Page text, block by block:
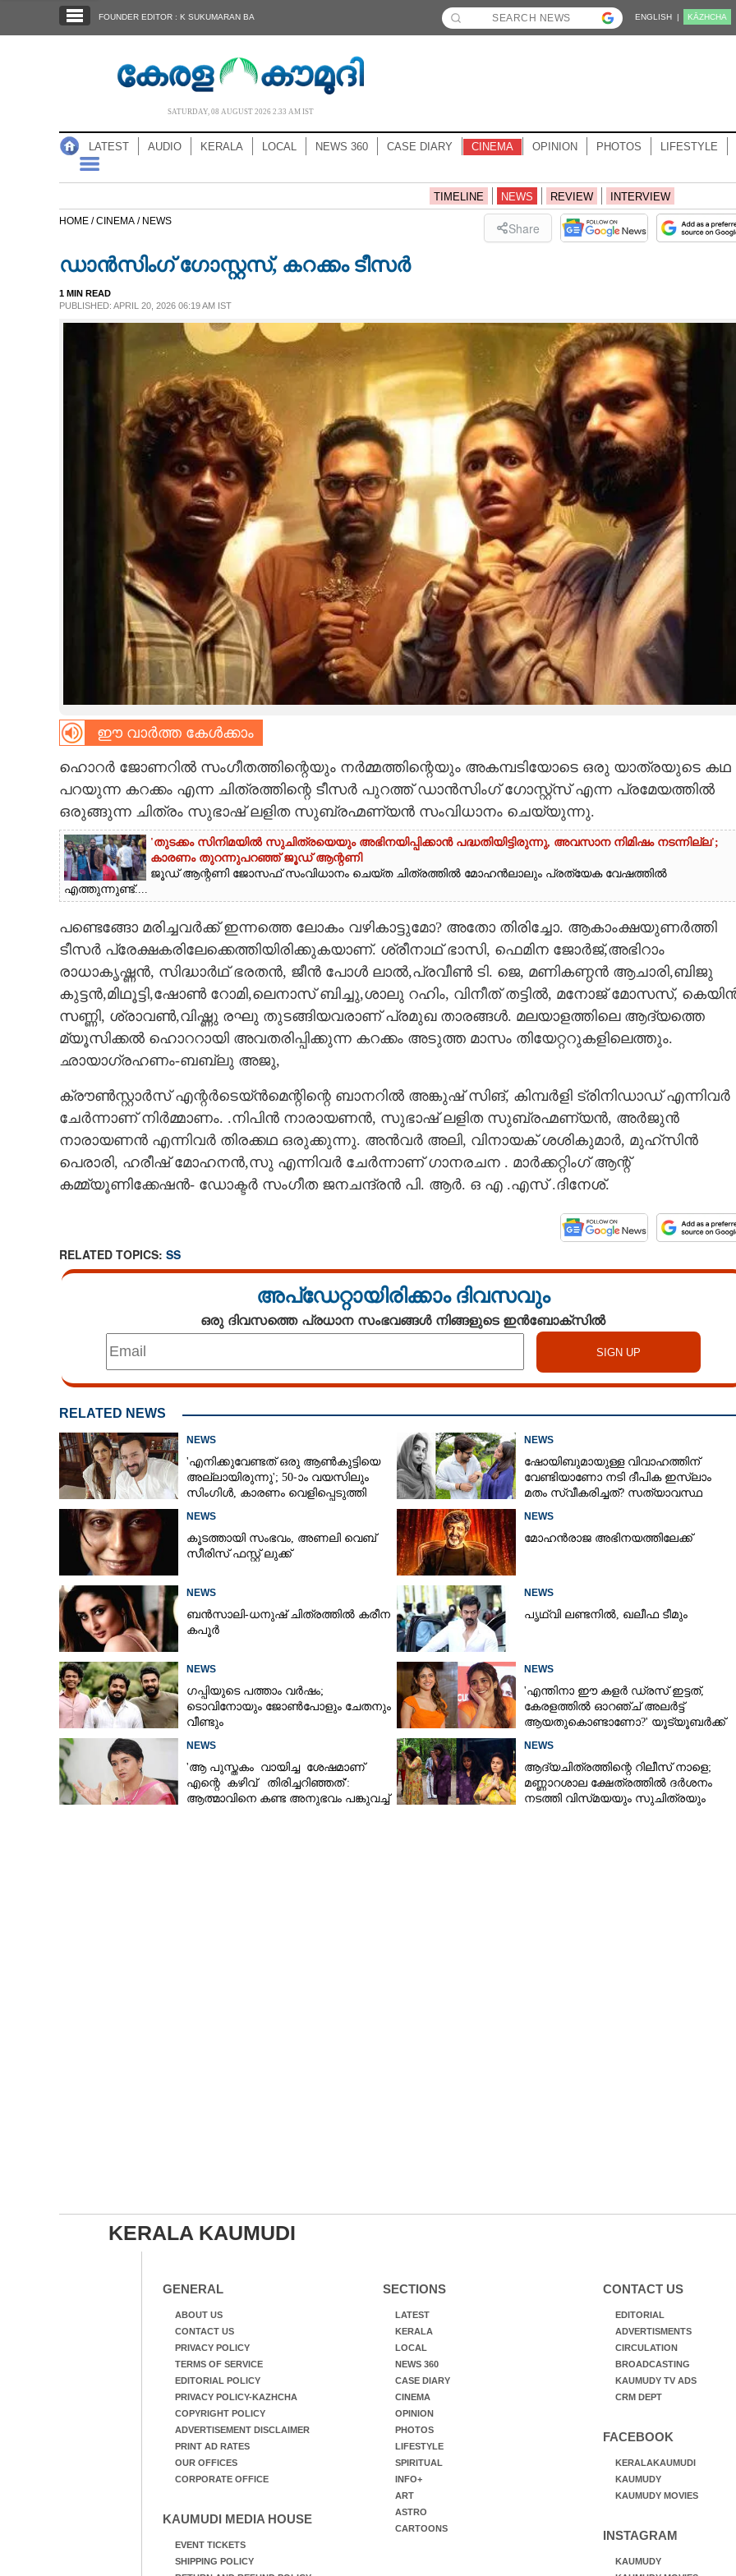
NOTIFIED NEWS
CARTOONS
LITERATURE
FOUNDER EDITOR : K SUKUMARAN BA ENGLISH | KĀZHCHA
SATURDAY, 08 AUGUST 2026 2.33 AM IST
LATEST AUDIO KERALA LOCAL NEWS 360 CASE DIARY CINEMA OPINION PHOTOS LIFESTYLE
TIMELINE NEWS REVIEW INTERVIEW
HOME /CINEMA / NEWS Share
ഡാൻസിംഗ് ഗോസ്റ്റസ്, കറക്കം ടീസർ
1 MIN READ
PUBLISHED: APRIL 20, 2026 06:19 AM IST
ഈ വാർത്ത കേൾക്കാം
ഹൊറർ ജോണറിൽ സംഗീതത്തിന്റെയും നർമ്മത്തിന്റെയും അകമ്പടിയോടെ ഒരു യാത്രയുടെ കഥ
പറയുന്ന കറക്കം എന്ന ചിത്രത്തിന്റെ ടീസർ പുറത്ത് ഡാൻസിംഗ് ഗോസ്റ്റ്സ് എന്ന പ്രമേയത്തിൽ
ഒരുങ്ങുന്ന ചിത്രം സുഭാഷ് ലളിത സുബ്രഹ്മണ്യൻ സംവിധാനം ചെയ്യുന്നു.
'തുടക്കം സിനിമയിൽ സുചിത്രയെയും അഭിനയിപ്പിക്കാൻ പദ്ധതിയിട്ടിരുന്നു,​ അവസാന നിമിഷം നടന്നില്ല';
കാരണം തുറന്നുപറഞ്ഞ് ജൂഡ് ആന്റണി
ജൂഡ് ആന്റണി ജോസഫ് സംവിധാനം ചെയ്ത ചിത്രത്തിൽ മോഹൻലാലും പ്രത്യേക വേഷത്തിൽ
എത്തുന്നുണ്ട്....
പണ്ടെങ്ങോ മരിച്ചവർക്ക് ഇന്നത്തെ ലോകം വഴികാട്ടുമോ? അതോ തിരിച്ചോ. ആകാംക്ഷയുണർത്തി
ടീസർ പ്രേക്ഷകരിലേക്കെത്തിയിരിക്കുകയാണ്. ശ്രീനാഥ് ഭാസി, ഫെമിന ജോർജ്,അഭിറാം
രാധാകൃഷ്ണൻ, സിദ്ധാർഥ് ഭരതൻ, ജീൻ പോൾ ലാൽ,പ്രവീൺ ടി. ജെ, മണികണ്ഠൻ ആചാരി,ബിജു
കുട്ടൻ,മിഥൂട്ടി,ഷോൺ റോമി,ലെനാസ് ബിച്ചു,ശാലു റഹിം, വിനീത് തട്ടിൽ, മനോജ് മോസസ്,
സണ്ണി, ശ്രാവൺ,വിഷ്ണു രഘു തുടങ്ങിയവരാണ് പ്രമുഖ താരങ്ങൾ. മലയാളത്തിലെ ആദ്യത്തെ
മ്യൂസിക്കൽ ഹൊററായി അവതരിപ്പിക്കുന്ന കറക്കം അടുത്ത മാസം തിയേറ്ററുകളിലെത്തും.
ഛായാഗ്രഹണം-ബബ്ലു അജു,
ക്രൗൺസ്റ്റാർസ് എന്റർടെയ്ൻമെന്റിന്റെ ബാനറിൽ അങ്കുഷ് സിങ്, കിമ്പർളി ട്രിനിഡാഡ് എന്നിവർ
ചേർന്നാണ് നിർമ്മാണം. .​നിപിൻ നാരായണൻ, സുഭാഷ് ലളിത സുബ്രഹ്മണ്യൻ, അർജുൻ
നാരായണൻ എന്നിവർ തിരക്കഥ ഒരുക്കുന്നു. അൻവർ അലി, വിനായക് ശശികുമാർ, മുഹ്സിൻ
പെരാരി, ഹരീഷ് മോഹനൻ,സു എന്നിവർ ചേർന്നാണ് ഗാനരചന . മാർക്കറ്റിംഗ് ആന്റ്
കമ്മ്യൂണിക്കേഷൻ- ഡോക്ടർ സംഗീത ജനചന്ദ്രൻ പി. ആർ. ഒ എ .എസ് .ദിനേശ്.
RELATED TOPICS: SS
അപ്ഡേറ്റായിരിക്കാം ദിവസവും
ഒരു ദിവസത്തെ പ്രധാന സംഭവങ്ങൾ നിങ്ങളുടെ ഇൻബോക്സിൽ
RELATED NEWS
NEWS
'എനിക്കുവേണ്ടത് ഒരു ആൺകുട്ടിയെ
അല്ലായിരുന്നു'; 50-ാം വയസിലും
സിംഗിൾ, കാരണം വെളിപ്പെടുത്തി
NEWS
ഷോയിബുമായുള്ള വിവാഹത്തിന്
വേണ്ടിയാണോ നടി ദീപിക ഇസ്ലാം
മതം സ്വീകരിച്ചത്? സത്യാവസ്ഥ
NEWS
കൂടത്തായി സംഭവം, അണലി വെബ്
സീരിസ് ഫസ്റ്റ് ലുക്ക്
NEWS
മോഹൻരാജ അഭിനയത്തിലേക്ക്
NEWS
ബൻസാലി-ധനുഷ് ചിത്രത്തിൽ കരീന
കപൂർ
NEWS
പൃഥ്വി ലണ്ടനിൽ, ഖലീഫ ടീമും
NEWS
ഗപ്പിയുടെ പത്താം വർഷം;​
ടൊവിനോയും ജോൺപോളും ചേതനും
വീണ്ടും
NEWS
'എന്തിനാ ഈ കളർ ഡ്രസ് ഇട്ടത്,
കേരളത്തിൽ ഓറഞ്ച് അല‌ർട്ട്
ആയതുകൊണ്ടാണോ?' യൂട്യൂബർക്ക്
NEWS
'ആ പുസ്തകം വായിച്ച ശേഷമാണ്
എന്റെ കഴിവ് തിരിച്ചറിഞ്ഞത്':
ആത്മാവിനെ കണ്ട അനുഭവം പങ്കുവച്ച്
NEWS
ആദ്യചിത്രത്തിന്റെ റിലീസ് നാളെ;
മണ്ണാറശാല ക്ഷേത്രത്തിൽ ദർശനം
നടത്തി വിസ്‌മയയും സുചിത്രയും
KERALA KAUMUDI
GENERAL
ABOUT US
CONTACT US
PRIVACY POLICY
TERMS OF SERVICE
EDITORIAL POLICY
PRIVACY POLICY-KAZHCHA
COPYRIGHT POLICY
ADVERTISEMENT DISCLAIMER
PRINT AD RATES
OUR OFFICES
CORPORATE OFFICE
KAUMUDI MEDIA HOUSE
EVENT TICKETS
SHIPPING POLICY
SECTIONS
LATEST
KERALA
LOCAL
NEWS 360
CASE DIARY
CINEMA
OPINION
PHOTOS
LIFESTYLE
SPIRITUAL
INFO+
ART
ASTRO
CARTOONS
CONTACT US
EDITORIAL
ADVERTISMENTS
CIRCULATION
BROADCASTING
KAUMUDY TV ADS
CRM DEPT
FACEBOOK
KERALAKAUMUDI
KAUMUDY
KAUMUDY MOVIES
INSTAGRAM
KAUMUDY
ഡാൻസിംഗ് ഗോസ്റ്റസ്, കറക്കം ടീസർ
Share this link
Copy Link